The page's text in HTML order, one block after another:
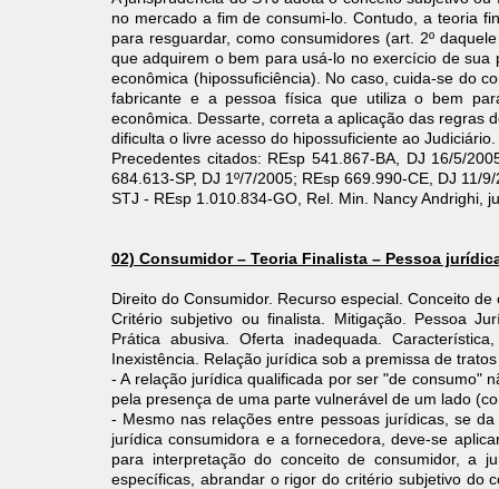
no mercado a fim de consumi-lo. Contudo, a teoria
para resguardar, como consumidores (art. 2º
que adquirem o bem para usá-lo no exercício de
econômica (hipossuficiência). No caso, cuida-se do
fabricante e a pessoa física que utiliza o bem
econômica. Dessarte, correta a aplicação das regras
dificulta o livre acesso do hipossuficiente ao Judiciário.
Precedentes citados: REsp 541.867-BA, DJ 16/5/
684.613-SP, DJ 1º/7/2005; REsp 669.990-CE, DJ 11/
STJ - REsp 1.010.834-GO, Rel. Min. Nancy Andrighi,
02) Consumidor – Teoria Finalista – Pessoa
Direito do Consumidor. Recurso especial. Conceito de
Critério subjetivo ou finalista. Mitigação. Pessoa
Prática abusiva. Oferta inadequada.
Inexistência. Relação jurídica sob a premissa de
- A relação jurídica qualificada por ser "de consumo"
pela presença de uma parte vulnerável de um lado
- Mesmo nas relações entre pessoas jurídicas, se
jurídica consumidora e a fornecedora, deve-se
para interpretação do conceito de consumidor, a
específicas, abrandar o rigor do critério subjetivo do